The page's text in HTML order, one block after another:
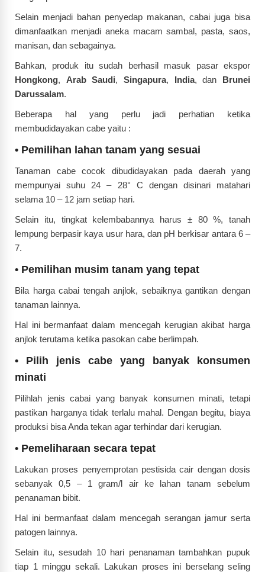
Selain menjadi bahan penyedap makanan, cabai juga bisa
dimanfaatkan menjadi aneka macam sambal, pasta, saos,
manisan, dan sebagainya.
Bahkan, produk itu sudah berhasil masuk pasar ekspor
Hongkong, Arab Saudi,Singapura, India, dan Brunei
Darussalam.
Beberapa hal yang perlu jadi perhatian ketika
membudidayakan cabe yaitu :
• Pemilihan lahan tanam yang sesuai
Tanaman cabe cocok dibudidayakan pada daerah yang
mempunyai suhu 24 – 28° C dengan disinari matahari
selama 10 – 12 jam setiap hari.
Selain itu, tingkat kelembabannya harus ± 80 %, tanah
lempung berpasir kaya usur hara, dan pH berkisar antara 6 –
7.
• Pemilihan musim tanam yang tepat
Bila harga cabai tengah anjlok, sebaiknya gantikan dengan
tanaman lainnya.
Hal ini bermanfaat dalam mencegah kerugian akibat harga
anjlok terutama ketika pasokan cabe berlimpah.
•
Pilih jenis cabe yang banyak konsumen
minati
Pilihlah jenis cabai yang banyak konsumen minati, tetapi
pastikan harganya tidak terlalu mahal. Dengan begitu, biaya
produksi bisa Anda tekan agar terhindar dari kerugian.
• Pemeliharaan secara tepat
Lakukan proses penyemprotan pestisida cair dengan dosis
sebanyak 0,5 – 1 gram/l air ke lahan tanam sebelum
penanaman bibit.
Hal ini bermanfaat dalam mencegah serangan jamur serta
patogen lainnya.
Selain itu, sesudah 10 hari penanaman tambahkan pupuk
tiap 1 minggu sekali. Lakukan proses ini berselang seling